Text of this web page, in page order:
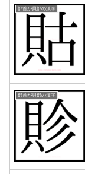
部首が貝部の漢字
部首が貝部の漢字